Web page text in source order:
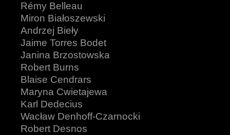
Rémy Belleau
Miron Białoszewski
Andrzej Bieły
Jaime Torres Bodet
Janina Brzostowska
Robert Burns
Blaise Cendrars
Maryna Cwietajewa
Karl Dedecius
Wacław Denhoff-Czarnocki
Robert Desnos